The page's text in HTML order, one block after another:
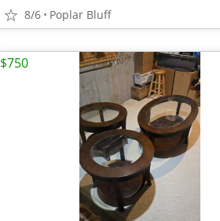
8/6 Poplar Bluff
$750